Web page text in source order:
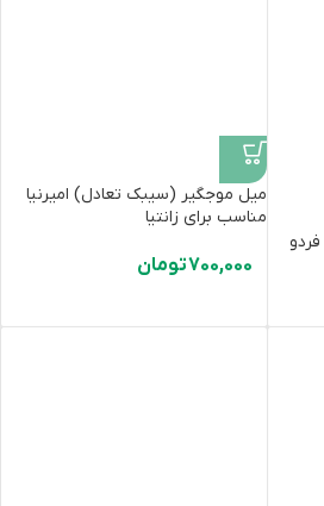
میل موجگیر (سیبک تعادل) امیرنیا
مناسب برای زانتیا
700,000تومان